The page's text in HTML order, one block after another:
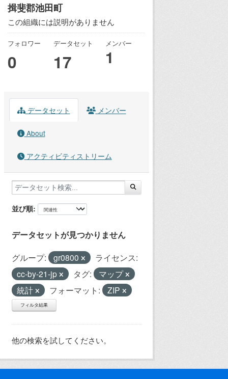
揖斐郡池田町
この組織には説明がありません
フォロワー
0
データセット
17
メンバー
1
データセット メンバー
About
アクティビティストリーム
並び順
データセットが見つかりません
グループ: gr0800
ライセンス:
cc-by-21-jp
タグ:
マップ
統計
フォーマット: ZIP
フィルタ結果
他の検索を試してください。